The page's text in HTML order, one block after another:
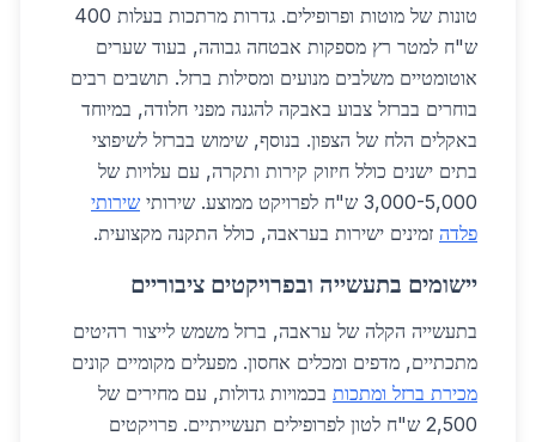
טונות של מוטות ופרופילים. גדרות מרתכות בעלות 400
ש"ח למטר רץ מספקות אבטחה גבוהה, בעוד שערים
אוטומטיים משלבים מנועים ומסילות ברזל. תושבים רבים
בוחרים בברזל צבוע באבקה להגנה מפני חלודה, במיוחד
באקלים הלח של הצפון. בנוסף, שימוש בברזל לשיפוצי
בתים ישנים כולל חיזוק קירות ותקרה, עם עלויות של
3,000-5,000 ש"ח לפרויקט ממוצע. שירותי
שירותי
פלדה זמינים ישירות בעראבה, כולל התקנה מקצועית.
יישומים בתעשייה ובפרויקטים ציבוריים
בתעשייה הקלה של עראבה, ברזל משמש לייצור רהיטים
מתכתיים, מדפים ומכלים אחסון. מפעלים מקומיים קונים
מכירת ברזל ומתכות בכמויות גדולות, עם מחירים של
2,500 ש"ח לטון לפרופילים תעשייתיים. פרויקטים